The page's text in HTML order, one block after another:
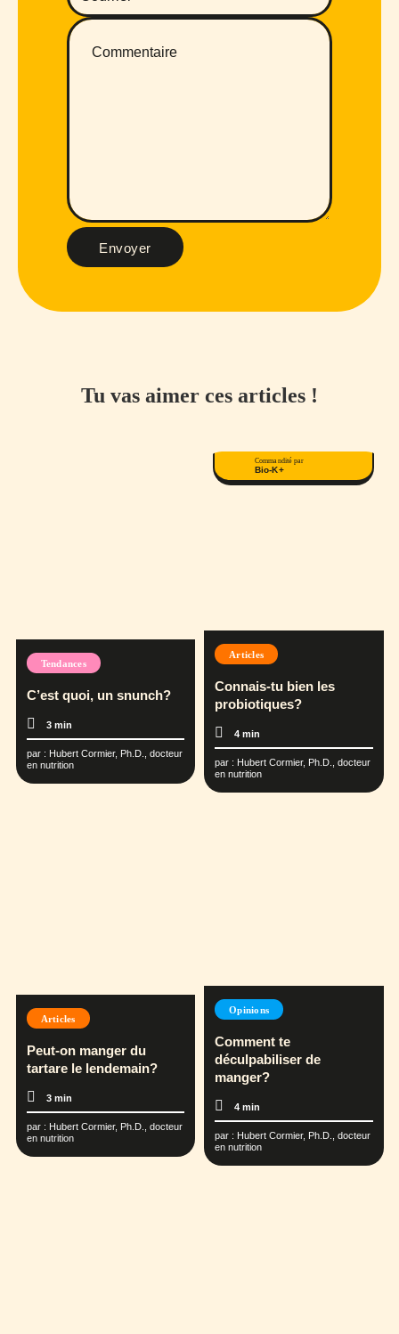
Envoyer
Tu vas aimer ces articles !
Tendances
C’est quoi, un snunch?
3 min
par : Hubert Cormier, Ph.D., docteur
en nutrition
Commandité par
Bio-K+
Articles
Connais-tu bien les
probiotiques?
4 min
par : Hubert Cormier, Ph.D., docteur
en nutrition
Articles
Peut-on manger du
tartare le lendemain?
3 min
par : Hubert Cormier, Ph.D., docteur
en nutrition
Opinions
Comment te
déculpabiliser de
manger?
4 min
par : Hubert Cormier, Ph.D., docteur
en nutrition